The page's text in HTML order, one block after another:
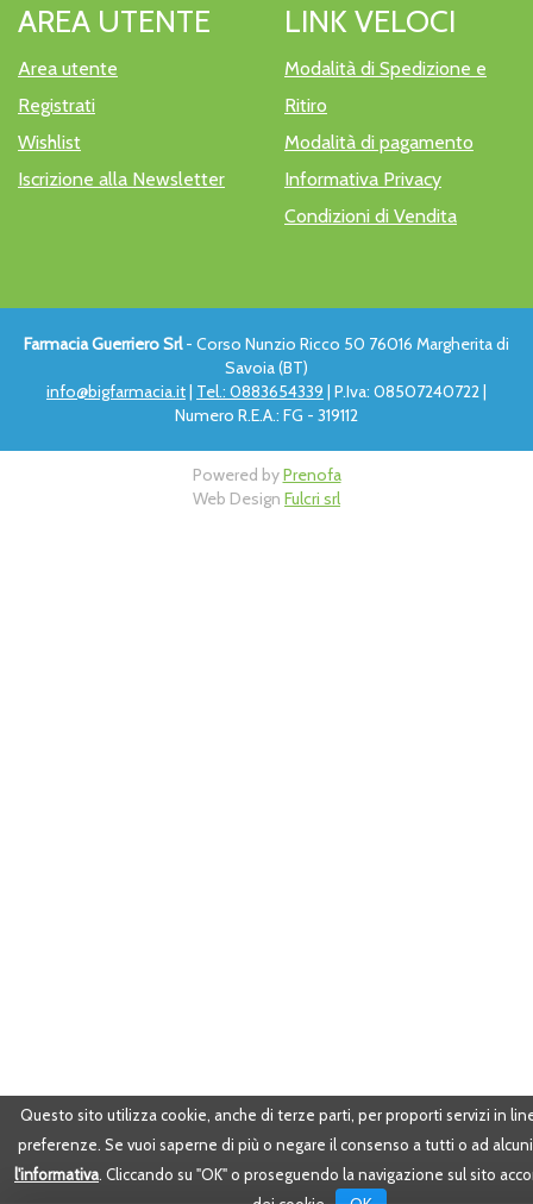
Questo sito utilizza cookie, anche di terze parti, per proporti servizi in
preferenze. Se vuoi saperne di più o negare il consenso a tutti o ad
l'informativa . Cliccando su "OK" o proseguendo la navigazione sul sito
AREA UTENTE
Area utente
Registrati
Wishlist
Iscrizione alla Newsletter
LINK VELOCI
Modalità di Spedizione e
Ritiro
Modalità di pagamento
Informativa Privacy
Condizioni di Vendita
Farmacia Guerriero Srl- Corso Nunzio Ricco 50 76016 Margherita di
Savoia (BT)
info@bigfarmacia.it| Tel.: 0883654339 | P.Iva: 08507240722 |
Numero R.E.A.: FG - 319112
Powered byPrenofa
Web Design Fulcri srl